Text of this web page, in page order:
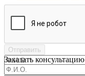
Заказать консультацию